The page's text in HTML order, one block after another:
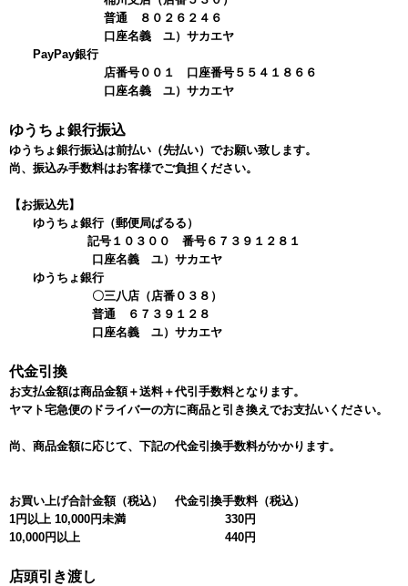
普通 ８０２６２４６
口座名義 ユ）サカエヤ
PayPay銀行
店番号００１ 口座番号５５４１８６６
口座名義 ユ）サカエヤ
ゆうちょ銀行振込
ゆうちょ銀行振込は前払い（先払い）でお願い致します。
尚、振込み手数料はお客様でご負担ください。
【お振込先】
ゆうちょ銀行（郵便局ぱるる）
記号１０３００ 番号６７３９１２８１
口座名義 ユ）サカエヤ
ゆうちょ銀行
〇三八店（店番０３８）
普通 ６７３９１２８
口座名義 ユ）サカエヤ
代金引換
お支払金額は商品金額＋送料＋代引手数料となります。
ヤマト宅急便のドライバーの方に商品と引き換えでお支払いください。
尚、商品金額に応じて、下記の代金引換手数料がかかります。
お買い上げ合計金額（税込）
代金引換手数料（税込）
1円以上 10,000円未満
330円
10,000円以上
440円
店頭引き渡し